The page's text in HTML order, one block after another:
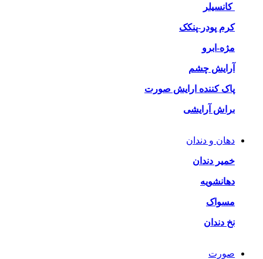
کانسیلر
کرم پودر-پنکک
مژه-ابرو
آرایش چشم
پاک کننده ارایش صورت
براش آرایشی
دهان و دندان
خمیر دندان
دهانشویه
مسواک
نخ دندان
صورت